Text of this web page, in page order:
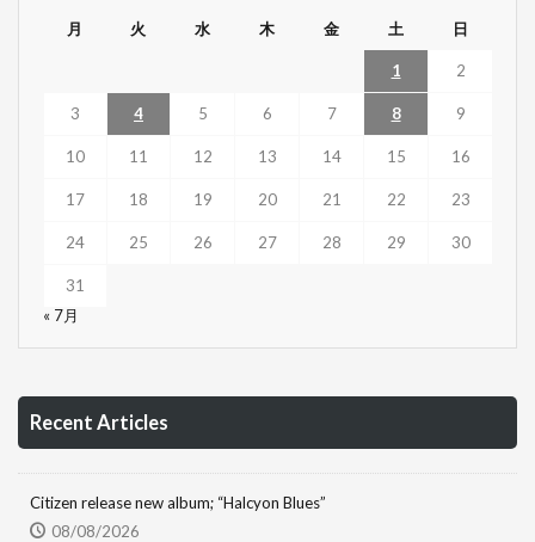
月 火 水 木 金 土 日
1 2
3 4 5 6 7 8 9
10 11 12 13 14 15 16
17 18 19 20 21 22 23
24 25 26 27 28 29 30
31
« 7月
Recent Articles
Citizen release new album; “Halcyon Blues”
08/08/2026